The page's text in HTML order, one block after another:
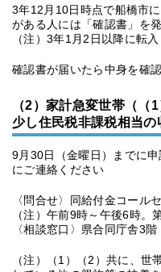
3年12月10日時点で船橋市
がある人には「確認書」を
（注）3年1月2日以降に転
確認書が届いたら中身を確
（2）家計急変世帯（（
少し住民税非課税相当の
9月30日（金曜日）までに
にご連絡ください
〈問合せ〉同給付金コー
（注）午前9時～午後6時
〈相談窓口〉県合同庁舎3
（注）（1）（2）共に、世